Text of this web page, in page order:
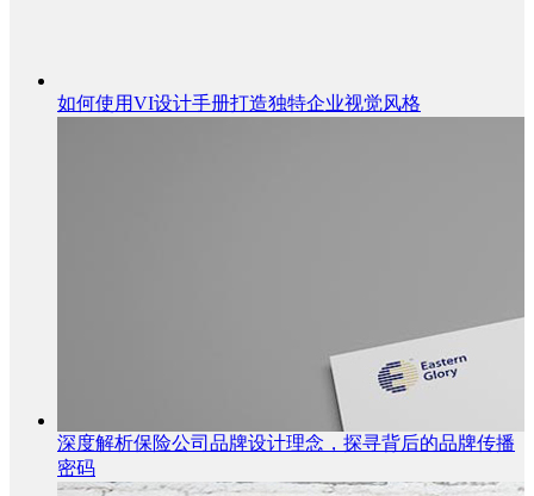
如何使用VI设计手册打造独特企业视觉风格
深度解析保险公司品牌设计理念，探寻背后的品牌传播
密码